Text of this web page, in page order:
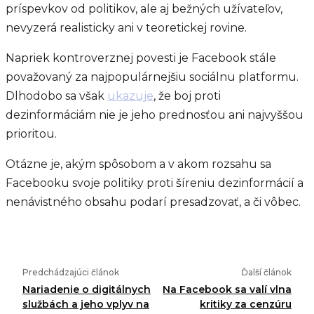
príspevkov od politikov, ale aj bežných užívateľov,
nevyzerá realisticky ani v teoretickej rovine.
Napriek kontroverznej povesti je Facebook stále
považovaný za najpopulárnejšiu sociálnu platformu.
Dlhodobo sa však ukazuje, že boj proti
dezinformáciám nie je jeho prednosťou ani najvyššou
prioritou.
Otázne je, akým spôsobom a v akom rozsahu sa
Facebooku svoje politiky proti šíreniu dezinformácií a
nenávistného obsahu podarí presadzovať, a či vôbec.
Predchádzajúci článok
Nariadenie o digitálnych
službách a jeho vplyv na
Ďalší článok
Na Facebook sa valí vlna
kritiky za cenzúru